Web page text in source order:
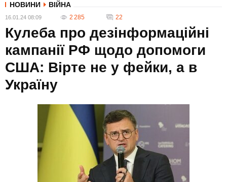
НОВИНИ ВІЙНА
16.01.24 08:09 2 285 22
Кулеба про дезінформаційні
кампанії РФ щодо допомоги
США: Вірте не у фейки, а в
Україну